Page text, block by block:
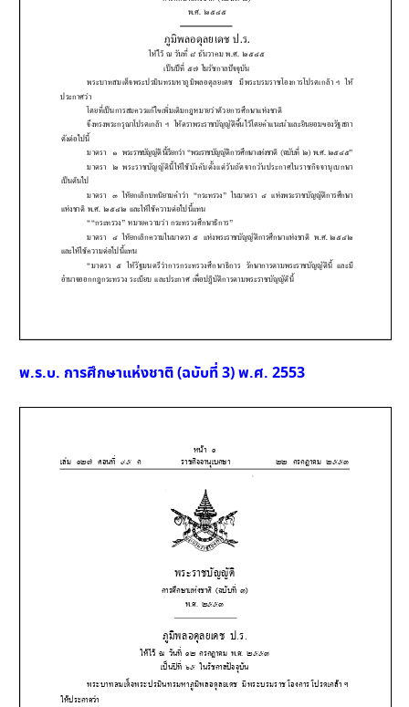
พ.ร.บ. การศึกษาแห่งชาติ (ฉบับที่ 3) พ.ศ. 2553